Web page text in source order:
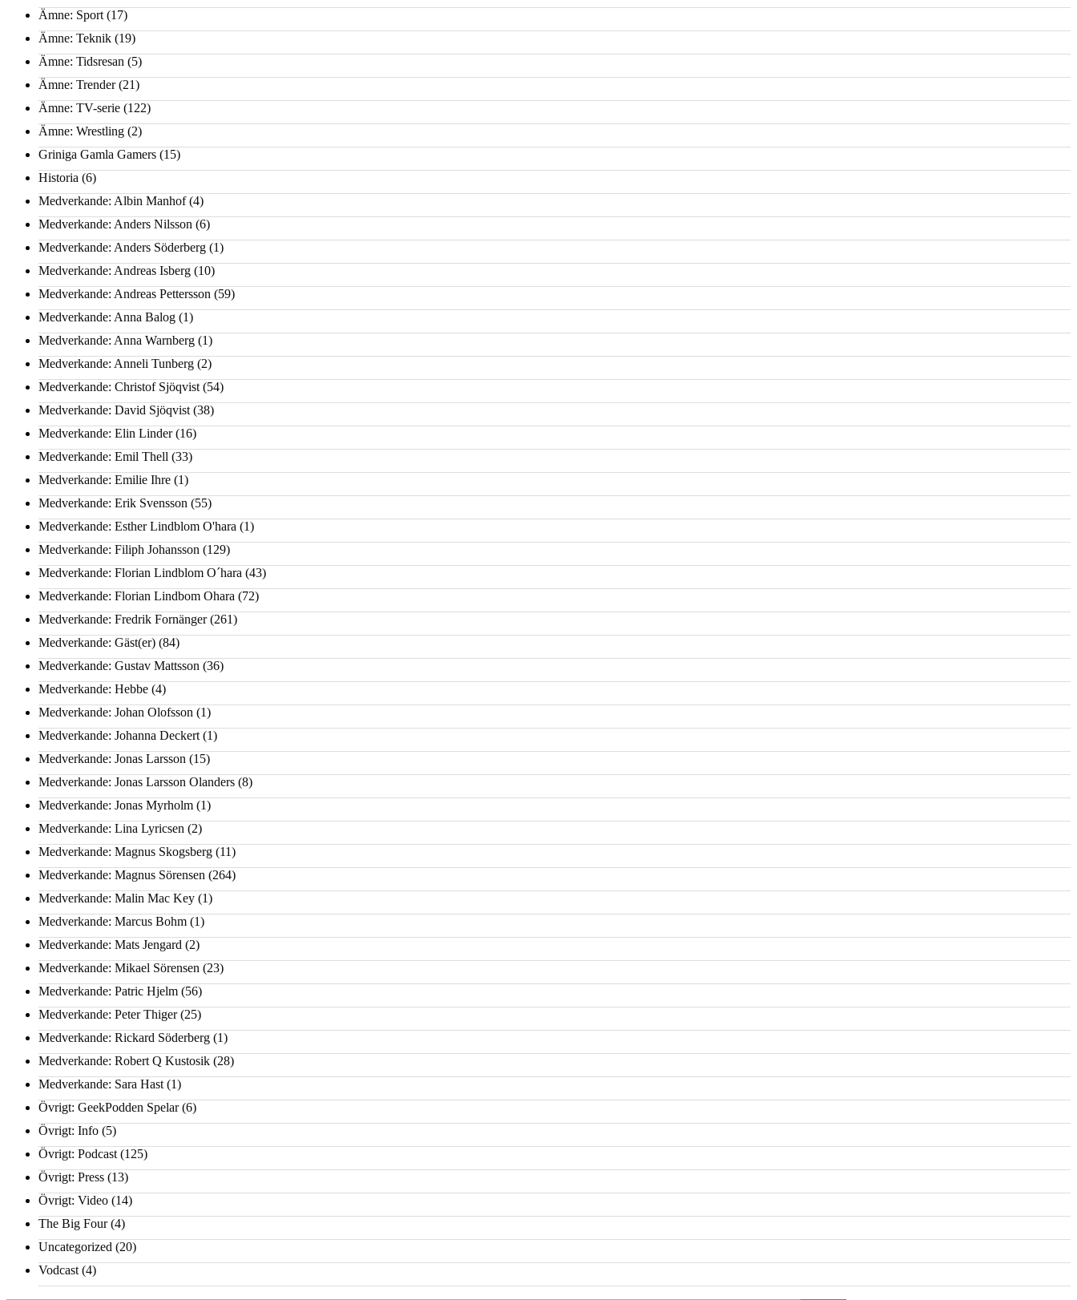
Ämne: Sport (17)
Ämne: Teknik (19)
Ämne: Tidsresan (5)
Ämne: Trender(21)
Ämne: TV-serie (122)
Ämne: Wrestling (2)
Griniga Gamla Gamers (15)
Historia (6)
Medverkande: Albin Manhof(4)
Medverkande: Anders Nilsson (6)
Medverkande: Anders Söderberg (1)
Medverkande: Andreas Isberg (10)
Medverkande: Andreas Pettersson (59)
Medverkande: Anna Balog (1)
Medverkande: Anna Warnberg (1)
Medverkande: Anneli Tunberg (2)
Medverkande: Christof Sjöqvist (54)
Medverkande: David Sjöqvist (38)
Medverkande: Elin Linder(16)
Medverkande: Emil Thell (33)
Medverkande: Emilie Ihre (1)
Medverkande: Erik Svensson (55)
Medverkande: Esther Lindblom O'hara (1)
Medverkande: Filiph Johansson (129)
Medverkande: Florian Lindblom O´hara (43)
Medverkande: Florian Lindbom Ohara (72)
Medverkande: Fredrik Fornänger(261)
Medverkande: Gäst(er) (84)
Medverkande: Gustav Mattsson (36)
Medverkande: Hebbe (4)
Medverkande: Johan Olofsson (1)
Medverkande: Johanna Deckert (1)
Medverkande: Jonas Larsson (15)
Medverkande: Jonas Larsson Olanders (8)
Medverkande: Jonas Myrholm (1)
Medverkande: Lina Lyricsen (2)
Medverkande: Magnus Skogsberg (11)
Medverkande: Magnus Sörensen (264)
Medverkande: Malin Mac Key (1)
Medverkande: Marcus Bohm (1)
Medverkande: Mats Jengard (2)
Medverkande: Mikael Sörensen (23)
Medverkande: Patric Hjelm (56)
Medverkande: Peter Thiger(25)
Medverkande: Rickard Söderberg (1)
Medverkande: Robert Q Kustosik (28)
Medverkande: Sara Hast (1)
Övrigt: GeekPodden Spelar(6)
Övrigt: Info (5)
Övrigt: Podcast (125)
Övrigt: Press (13)
Övrigt: Video (14)
The Big Four(4)
Uncategorized (20)
Vodcast (4)